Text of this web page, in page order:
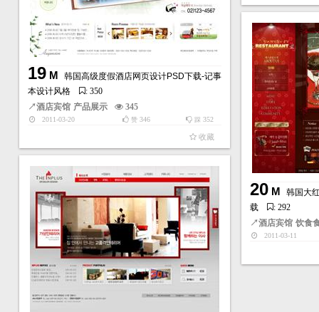
19M
韩国高级度假酒店网页设计PSD下载-记事
本设计风格
: 350
↗酒店宾馆 产品展示 345
2011-03-20 踩 352
赞346
收藏
20M
韩国大
载
: 292
↗酒店宾馆 饮食
2011-03-11